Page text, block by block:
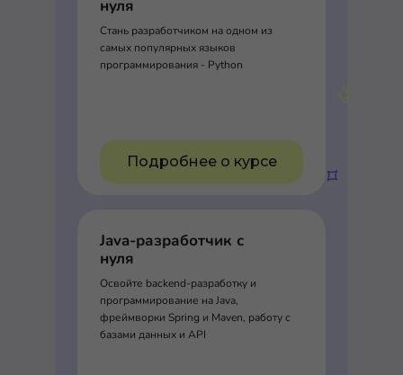
нуля
Стань разработчиком на одном из
самых популярных языков
программирования - Python
Подробнее о курсе
Java-разработчик с
нуля
Освойте backend-разработку и
программирование на Java,
фреймворки Spring и Maven, работу с
базами данных и API